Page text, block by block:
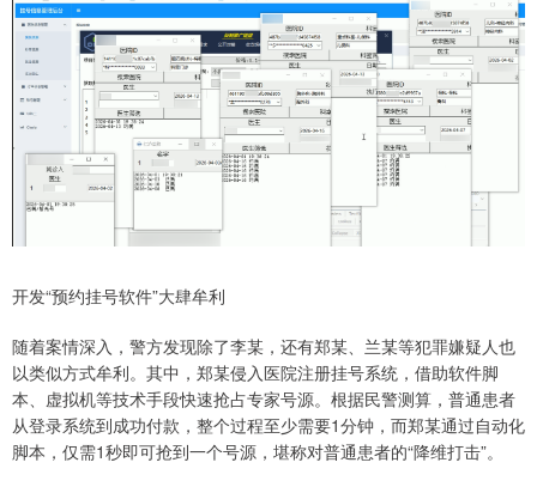
开发“预约挂号软件”大肆牟利
随着案情深入，警方发现除了李某，还有郑某、兰某等犯罪嫌疑人也
以类似方式牟利。其中，郑某侵入医院注册挂号系统，借助软件脚
本、虚拟机等技术手段快速抢占专家号源。根据民警测算，普通患者
从登录系统到成功付款，整个过程至少需要1分钟，而郑某通过自动化
脚本，仅需1秒即可抢到一个号源，堪称对普通患者的“降维打击”。